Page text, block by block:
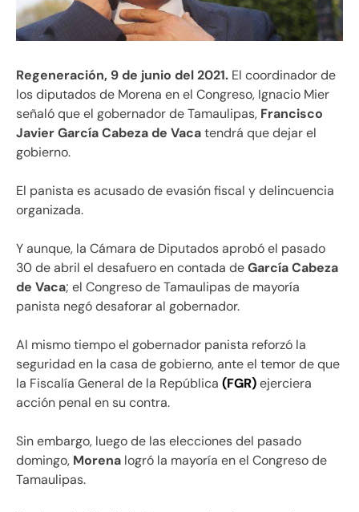
Regeneración, 9 de junio del 2021. El coordinador de
los diputados de Morena en el Congreso, Ignacio Mier
señaló que el gobernador de Tamaulipas, Francisco
Javier García Cabeza de Vacatendrá que dejar el
gobierno.
El panista es acusado de evasión fiscal y delincuencia
organizada.
Y aunque, la Cámara de Diputados aprobó el pasado
30 de abril el desafuero en contada deGarcía Cabeza
de Vaca; el Congreso de Tamaulipas de mayoría
panista negó desaforar al gobernador.
Al mismo tiempo el gobernador panista reforzó la
seguridad en la casa de gobierno, ante el temor de que
la Fiscalía General de la República (FGR)ejerciera
acción penal en su contra.
Sin embargo, luego de las elecciones del pasado
domingo, Morena logró la mayoría en el Congreso de
Tamaulipas.